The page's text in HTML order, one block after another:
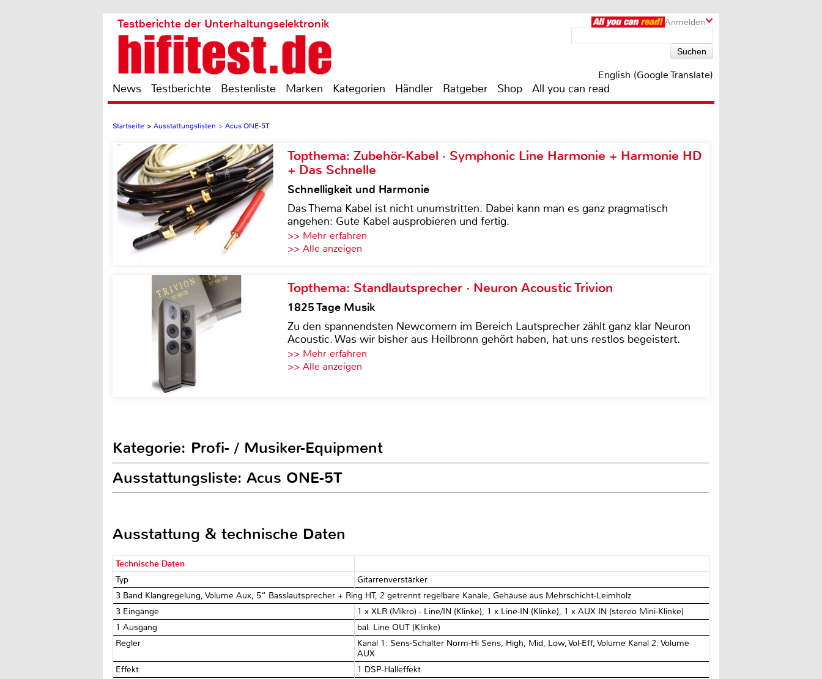
Anmelden
Testberichte der Unterhaltungselektronik
English (Google Translate)
News Testberichte Bestenliste Marken Kategorien Händler Ratgeber Shop All you can read
Startseite > Ausstattungslisten > Acus ONE-5T
Topthema: Zubehör-Kabel · Symphonic Line Harmonie + Harmonie HD
+ Das Schnelle
Schnelligkeit und Harmonie
Das Thema Kabel ist nicht unumstritten. Dabei kann man es ganz pragmatisch
angehen: Gute Kabel ausprobieren und fertig.
>> Mehr erfahren
>> Alle anzeigen
Topthema: Standlautsprecher · Neuron Acoustic Trivion
1825 Tage Musik
Zu den spannendsten Newcomern im Bereich Lautsprecher zählt ganz klar Neuron
Acoustic. Was wir bisher aus Heilbronn gehört haben, hat uns restlos begeistert.
>> Mehr erfahren
>> Alle anzeigen
Kategorie: Profi- / Musiker-Equipment
Ausstattungsliste: Acus ONE-5T
Ausstattung & technische Daten
Technische Daten
Typ
Gitarrenverstärker
3 Band Klangregelung, Volume Aux, 5“ Basslautsprecher + Ring HT, 2 getrennt regelbare Kanäle, Gehäuse aus Mehrschicht-Leimholz
3 Eingänge
1 x XLR (Mikro) - Line/IN (Klinke), 1 x Line-IN (Klinke), 1 x AUX IN (stereo Mini-Klinke)
1 Ausgang
bal. Line OUT (Klinke)
Regler
Kanal 1: Sens-Schalter Norm-Hi Sens, High, Mid, Low, Vol-Eff, Volume Kanal 2: Volume
AUX
Effekt
1 DSP-Halleffekt